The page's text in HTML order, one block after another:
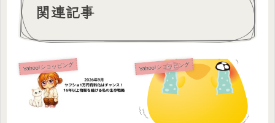
関連記事
Yahoo!ショッピング Yahoo!ショッピング